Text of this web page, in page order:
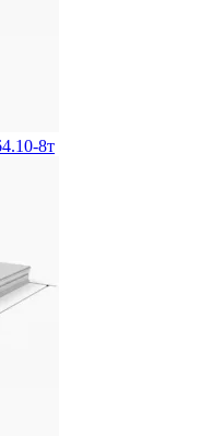
8т